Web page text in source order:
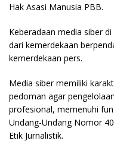
Hak Asasi Manusia PBB.
Keberadaan media siber
dari kemerdekaan
kemerdekaan pers.
Media siber memiliki
pedoman agar
profesional, memenuhi
Undang-Undang Nomor
Etik Jurnalistik.